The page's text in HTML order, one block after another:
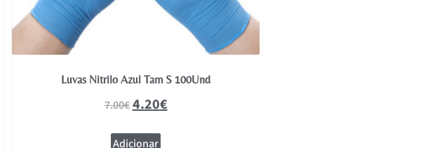
Luvas Nitrilo Azul Tam S 100Und
7.00€4.20€
Adicionar